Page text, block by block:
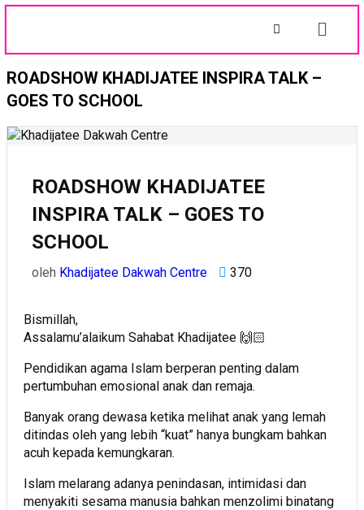
ROADSHOW KHADIJATEE INSPIRA TALK –
GOES TO SCHOOL
ROADSHOW KHADIJATEE
INSPIRA TALK – GOES TO
SCHOOL
oleh Khadijatee Dakwah Centre 370
Bismillah,
Assalamu’alaikum Sahabat Khadijatee 🙌🏻
Pendidikan agama Islam berperan penting dalam
pertumbuhan emosional anak dan remaja.
Banyak orang dewasa ketika melihat anak yang lemah
ditindas oleh yang lebih “kuat” hanya bungkam bahkan
acuh kepada kemungkaran.
Islam melarang adanya penindasan, intimidasi dan
menyakiti sesama manusia bahkan menzolimi binatang